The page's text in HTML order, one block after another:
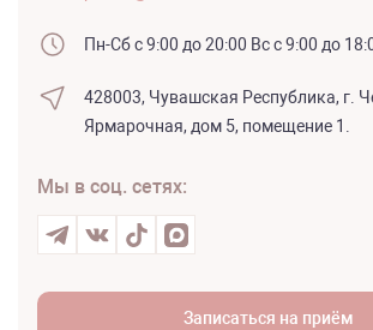
Пн-Сб с 9:00 до 20:00 Вс с 9:00 до
428003, Чувашская Республика, г.
Ярмарочная, дом 5, помещение 1.
Мы в соц. сетях:
Записаться на приём